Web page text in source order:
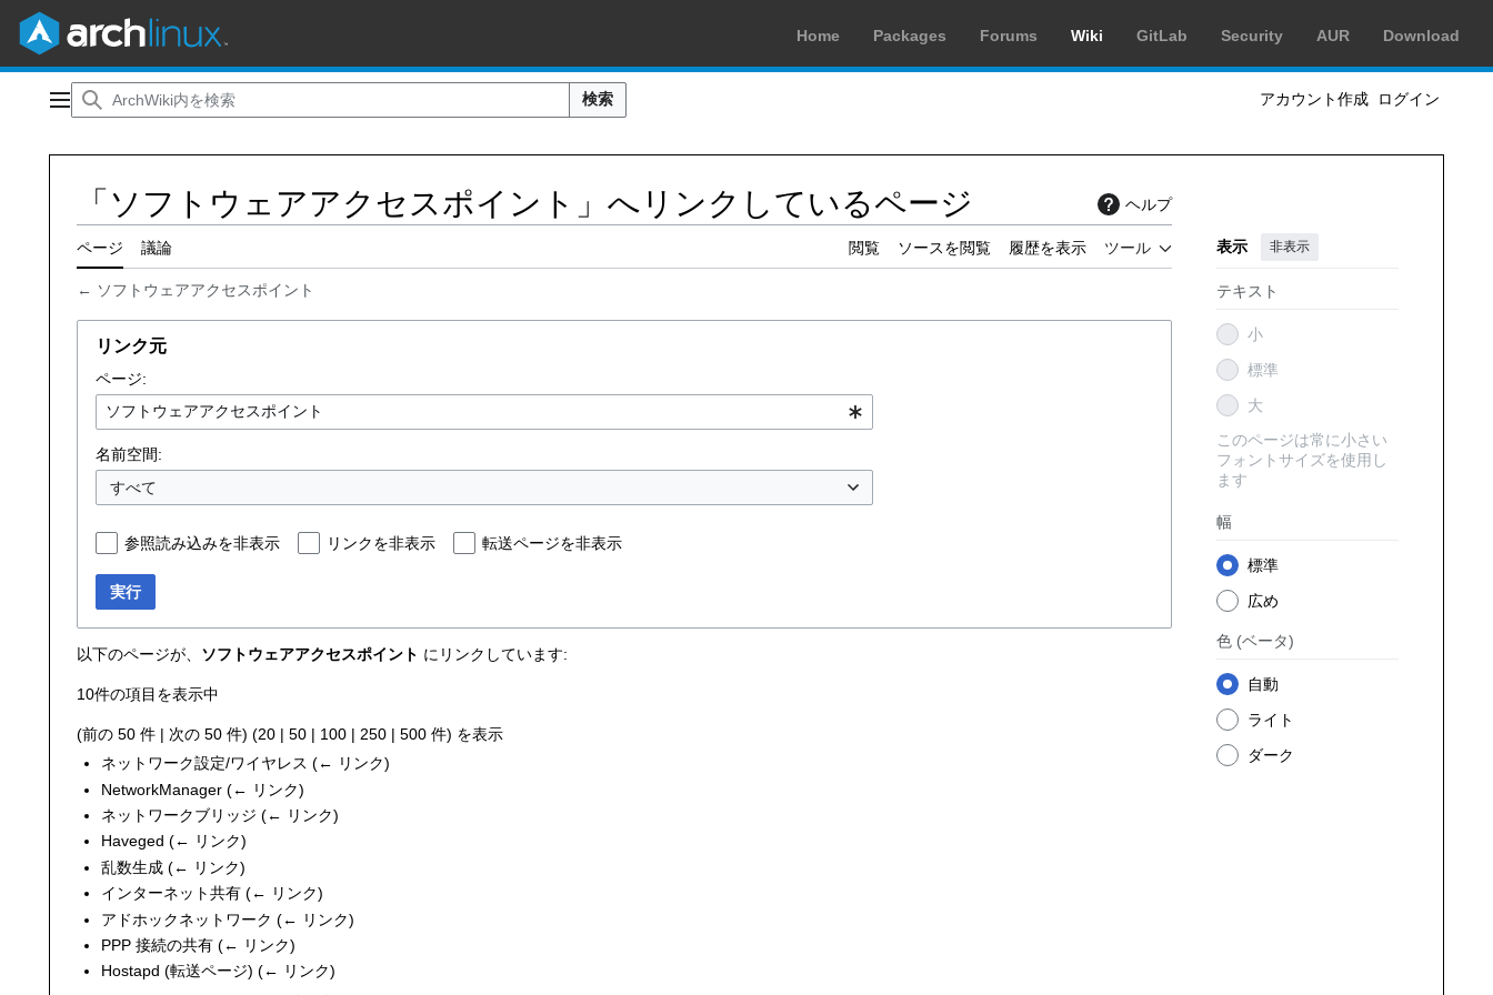
Home Packages Forums Wiki GitLab Security AUR Download
メインメニュー 検索 アカウント作成 ログイン
「ソフトウェアアクセスポイント」へリンクしているページ ヘルプ
ページ 議論 閲覧 ソースを閲覧 履歴を表示 ツール 表示 非表示
テキスト
小
標準
大
このページは常に小さい
フォントサイズを使用し
ます
幅
標準
広め
色 (ベータ)
自動
ライト
ダーク
← ソフトウェアアクセスポイント
リンク元
ページ:
名前空間:
すべて
参照読み込みを非表示 リンクを非表示 転送ページを非表示
実行
以下のページが、 ソフトウェアアクセスポイント にリンクしています:
10件の項目を表示中
(前の 50 件 | 次の 50 件) (20 | 50 | 100 | 250 | 500 件) を表示
ネットワーク設定/ワイヤレス (← リンク)
NetworkManager (← リンク)
ネットワークブリッジ (← リンク)
Haveged (← リンク)
乱数生成 (← リンク)
インターネット共有 (← リンク)
アドホックネットワーク (← リンク)
PPP 接続の共有 (← リンク)
Hostapd (転送ページ)(← リンク)